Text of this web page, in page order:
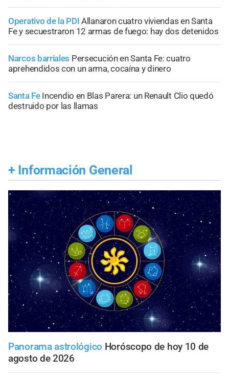
Operativo de la PDI Allanaron cuatro viviendas en Santa
Fe y secuestraron 12 armas de fuego: hay dos detenidos
Narcos barriales Persecución en Santa Fe: cuatro
aprehendidos con un arma, cocaína y dinero
Santa Fe Incendio en Blas Parera: un Renault Clio quedó
destruido por las llamas
+ Información General
Panorama astrológico Horóscopo de hoy 10 de
agosto de 2026